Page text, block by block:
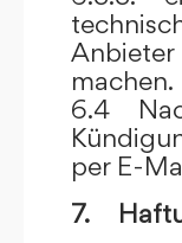
Anbieter
machen.
6.4
per E-
7.